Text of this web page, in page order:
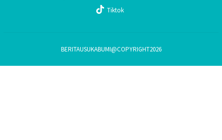
Tiktok
BERITAUSUKABUMI@COPYRIGHT2026